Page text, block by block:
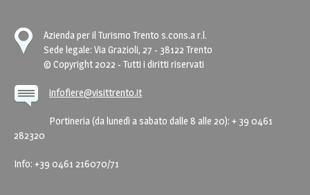
Azienda per il Turismo Trento s.cons.a r.l.
Sede legale: Via Grazioli, 27 - 38122 Trento
© Copyright 2022 - Tutti i diritti riservati
infofiere@visittrento.it
Portineria (da lunedì a sabato dalle 8 alle 20): + 39 0461
282320
Info: +39 0461 216070/71